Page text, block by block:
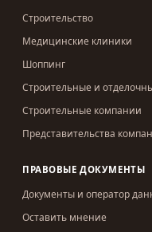
Строительство
Медицинские клиники
Шоппинг
Строительные и
Строительные компании
Представительства
ПРАВОВЫЕ ДОКУМЕНТЫ
Документы и оператор
Оставить мнение